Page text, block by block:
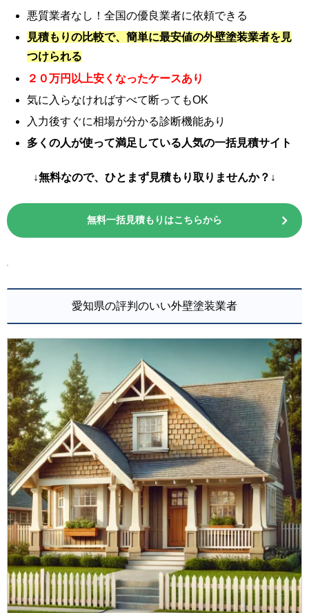
悪質業者なし！全国の優良業者に依頼できる
見積もりの比較で、簡単に最安値の外壁塗装業者を見
つけられる
２０万円以上安くなったケースあり
気に入らなければすべて断ってもOK
入力後すぐに相場が分かる診断機能あり
多くの人が使って満足している人気の一括見積サイト
↓無料なので、ひとまず見積もり取りませんか？↓
無料一括見積もりはこちらから
愛知県の評判のいい外壁塗装業者